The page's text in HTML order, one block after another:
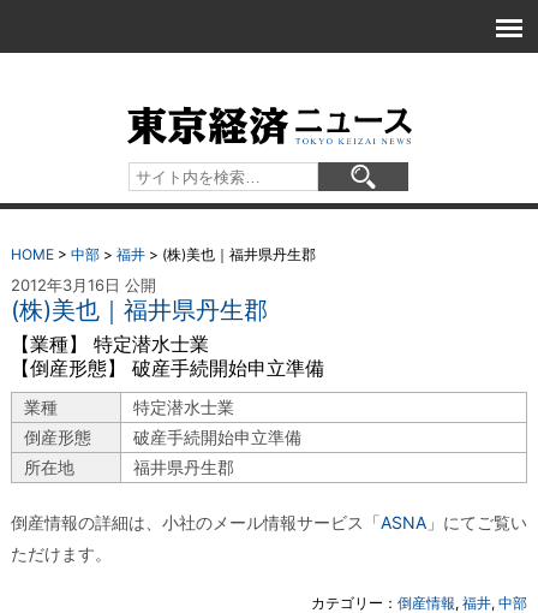
HOME> 中部> 福井> (株)美也｜福井県丹生郡
2012年3月16日 公開
(株)美也｜福井県丹生郡
【業種】 特定潜水士業
【倒産形態】 破産手続開始申立準備
業種
特定潜水士業
倒産形態
破産手続開始申立準備
所在地
福井県丹生郡
倒産情報の詳細は、小社のメール情報サービス「ASNA 」にてご覧い
ただけます。
カテゴリー：倒産情報,福井,中部